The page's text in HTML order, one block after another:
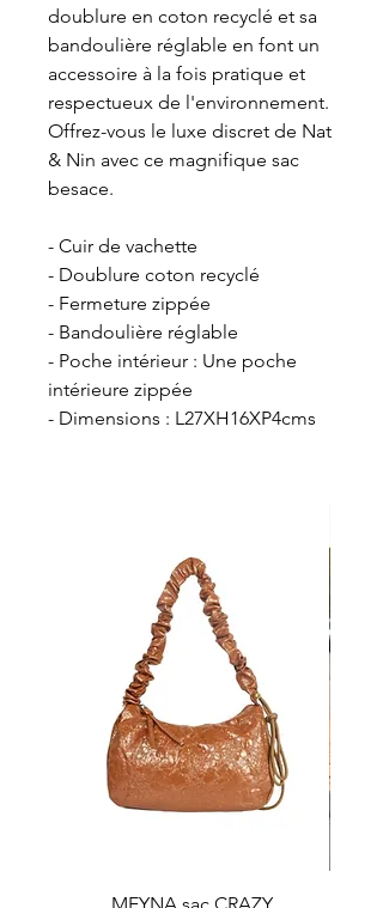
doublure en coton recyclé et sa
bandoulière réglable en font un
accessoire à la fois pratique et
respectueux de l'environnement.
Offrez-vous le luxe discret de Nat
& Nin avec ce magnifique sac
besace.
- Cuir de vachette
- Doublure coton recyclé
- Fermeture zippée
- Bandoulière réglable
- Poche intérieur : Une poche
intérieure zippée
- Dimensions : L27XH16XP4cms
MEYNA sac CRAZY